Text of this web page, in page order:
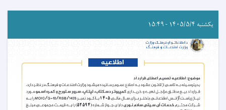
یکشنبه ۱۴۰۵/۵/۴ - ۱۵:۴۹